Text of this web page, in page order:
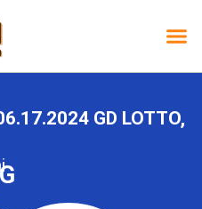
GD LOTTO,